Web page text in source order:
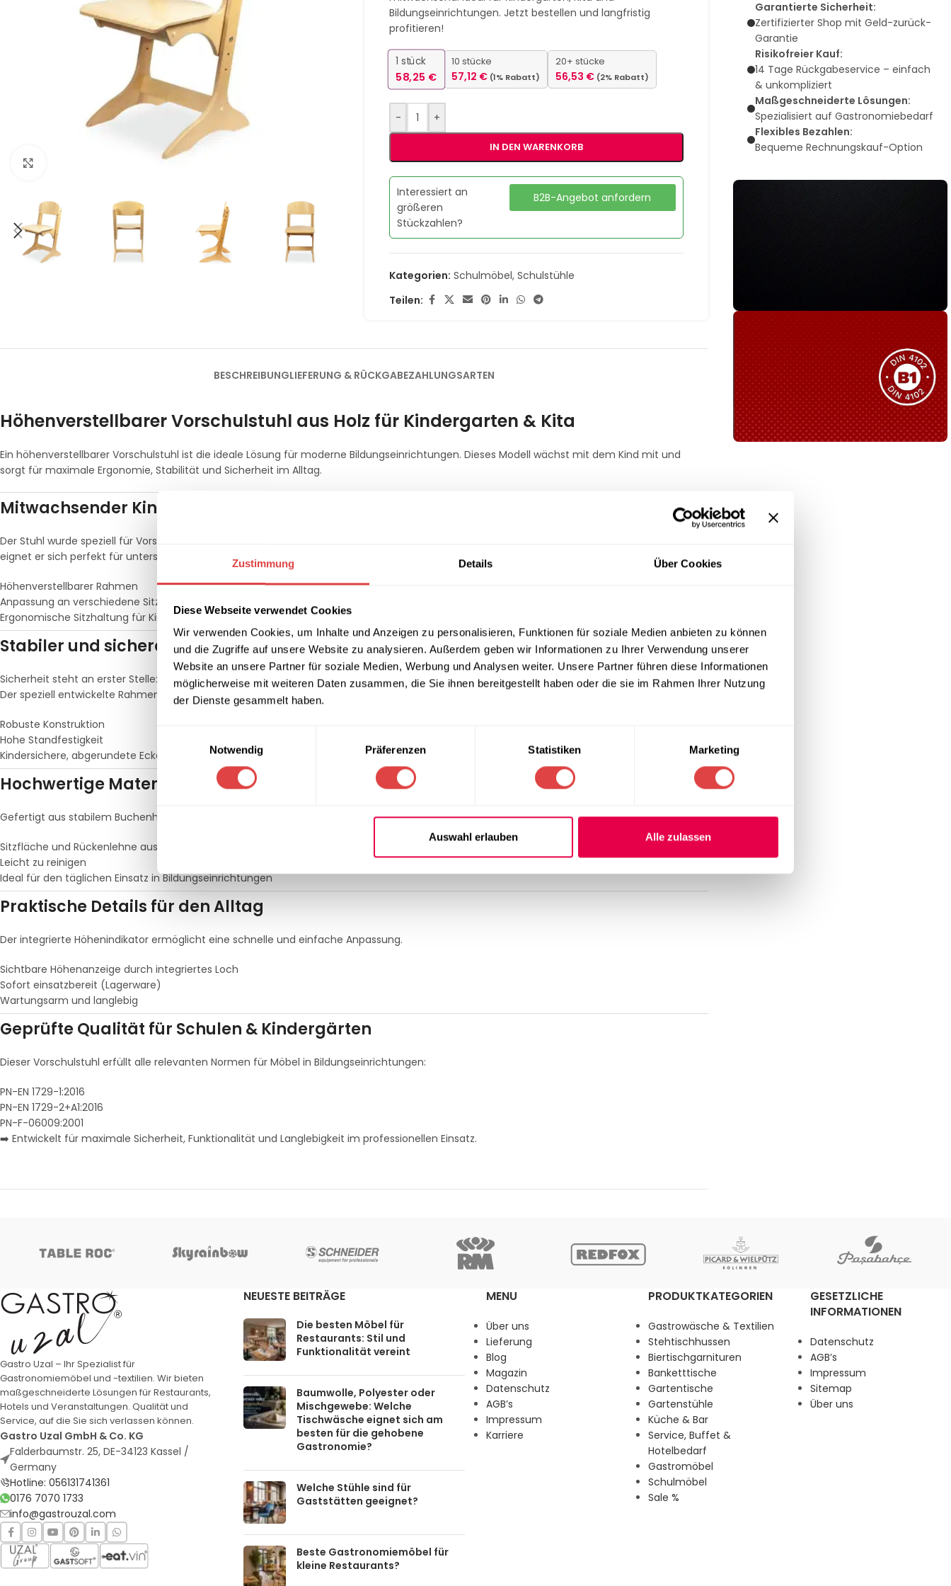
Zustimmung Details Über Cookies
Diese Webseite verwendet Cookies
Wir verwenden Cookies, um Inhalte und Anzeigen zu personalisieren, Funktionen für soziale Medien anbieten zu können
und die Zugriffe auf unsere Website zu analysieren. Außerdem geben wir Informationen zu Ihrer Verwendung unserer
Website an unsere Partner für soziale Medien, Werbung und Analysen weiter. Unsere Partner führen diese Informationen
möglicherweise mit weiteren Daten zusammen, die Sie ihnen bereitgestellt haben oder die sie im Rahmen Ihrer Nutzung
der Dienste gesammelt haben.
Notwendig
Präferenzen Statistiken Marketing
Auswahl erlauben Alle zulassen
Bildungseinrichtungen. Jetzt bestellen und langfristig
profitieren!
1 stück
58,25 €
10 stücke
57,12 € (1% Rabatt)
20+ stücke
56,53 € (2% Rabatt)
- +
IN DEN WARENKORB
Interessiert an
größeren
Stückzahlen?
B2B-Angebot anfordern
Kategorien: Schulmöbel, Schulstühle
Teilen:
BESCHREIBUNGLIEFERUNG & RÜCKGABEZAHLUNGSARTEN
Höhenverstellbarer Vorschulstuhl aus Holz für Kindergarten & Kita
Ein höhenverstellbarer Vorschulstuhl ist die ideale Lösung für moderne Bildungseinrichtungen. Dieses Modell wächst mit dem Kind mit und
sorgt für maximale Ergonomie, Stabilität und Sicherheit im Alltag.
Mitwachsender Kinderstuhl – flexibel und ergonomisch
Der Stuhl wurde speziell für Vorschulkinder entwickelt und lässt sich individuell an die Körpergröße anpassen. Dank der verfügbaren Größen 1–3
eignet er sich perfekt für unterschiedliche Altersgruppen in Kindergarten und Kita.
Höhenverstellbarer Rahmen
Anpassung an verschiedene Sitzhöhen
Ergonomische Sitzhaltung für Kinder
Stabiler und sicherer Vorschulstuhl
Sicherheit steht an erster Stelle:
Der speziell entwickelte Rahmen verhindert Wackeln und sorgt für einen festen Stand – auch bei intensiver Nutzung im Alltag.
Robuste Konstruktion
Hohe Standfestigkeit
Kindersichere, abgerundete Ecken
Hochwertige Materialien für langlebige Nutzung
Gefertigt aus stabilem Buchenholz-Sperrholz überzeugt der Stuhl durch seine Widerstandsfähigkeit und einfache Pflege.
Sitzfläche und Rückenlehne aus 9 mm Sperrholz
Leicht zu reinigen
Ideal für den täglichen Einsatz in Bildungseinrichtungen
Praktische Details für den Alltag
Der integrierte Höhenindikator ermöglicht eine schnelle und einfache Anpassung.
Sichtbare Höhenanzeige durch integriertes Loch
Sofort einsatzbereit (Lagerware)
Wartungsarm und langlebig
Geprüfte Qualität für Schulen & Kindergärten
Dieser Vorschulstuhl erfüllt alle relevanten Normen für Möbel in Bildungseinrichtungen:
PN-EN 1729-1:2016
PN-EN 1729-2+A1:2016
PN-F-06009:2001
➡️ Entwickelt für maximale Sicherheit, Funktionalität und Langlebigkeit im professionellen Einsatz.
Garantierte Sicherheit:
Zertifizierter Shop mit Geld-zurück-
Garantie
Risikofreier Kauf:
14 Tage Rückgabeservice – einfach
& unkompliziert
Maßgeschneiderte Lösungen:
Spezialisiert auf Gastronomiebedarf
Flexibles Bezahlen:
Bequeme Rechnungskauf-Option
Sie haben nicht das passende
Produkt gefunden?
Wir helfen Ihnen gerne weiter!
Kollektion ansehen
Gastro Uzal – Ihr Spezialist für
Gastronomiemöbel und -textilien. Wir bieten
maßgeschneiderte Lösungen für Restaurants,
Hotels und Veranstaltungen. Qualität und
Service, auf die Sie sich verlassen können.
Gastro Uzal GmbH & Co. KG
Falderbaumstr. 25, DE-34123 Kassel /
Germany
Hotline: 056131741361
0176 7070 1733
info@gastrouzal.com
NEUESTE BEITRÄGE
Die besten Möbel für
Restaurants: Stil und
Funktionalität vereint
Baumwolle, Polyester oder
Mischgewebe: Welche
Tischwäsche eignet sich am
besten für die gehobene
Gastronomie?
Welche Stühle sind für
Gaststätten geeignet?
Beste Gastronomiemöbel für
kleine Restaurants?
MENU
Über uns
Lieferung
Blog
Magazin
Datenschutz
AGB’s
Impressum
Karriere
PRODUKTKATEGORIEN
Gastrowäsche & Textilien
Stehtischhussen
Biertischgarnituren
Banketttische
Gartentische
Gartenstühle
Küche & Bar
Service, Buffet &
Hotelbedarf
Gastromöbel
Schulmöbel
Sale %
GESETZLICHE
INFORMATIONEN
Datenschutz
AGB’s
Impressum
Sitemap
Über uns